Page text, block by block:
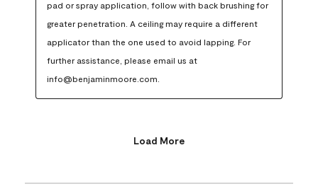
pad or spray application, follow with back brushing for
greater penetration. A ceiling may require a different
applicator than the one used to avoid lapping. For
further assistance, please email us at
info@benjaminmoore.com.
Load More